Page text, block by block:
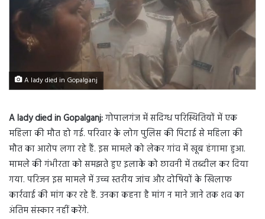
A lady died in Gopalganj
A lady died in Gopalganj:गोपालगंज में सदिग्ध परिस्थितियों में एक
महिला की मौत हो गई. परिवार के लोग पुलिस की पिटाई से महिला की
मौत का आरोप लगा रहे हैं. इस मामले को लेकर गांव में खूब हंगामा हुआ.
मामले की गंभीरता को समझते हुए इलाके को छावनी में तब्दील कर दिया
गया. परिजन इस मामले में उच्च स्तरीय जांच और दोषियों के खिलाफ
कार्रवाई की मांग कर रहे हैं. उनका कहना है मांग न माने जाने तक शव का
अंतिम संस्कार नहीं करेंगे.